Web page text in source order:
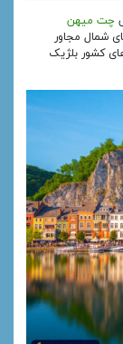
چت میهن
شمال مجاور
کشور بلژیک